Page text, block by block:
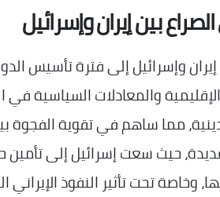
بين إيران وإسرائيل
والمعادلات السياسية
مما ساهم في تقوية الفجوة
حيث سعت إسرائيل إلى
وخاصة تحت تأثير النفوذ